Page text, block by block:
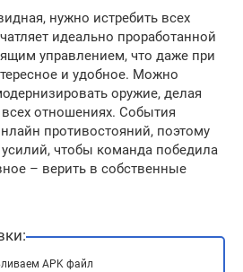
нужно истребить всех
идеально проработанной
управлением, что даже при
и удобное. Можно
оружие, делая
отношениях. События
противостояний, поэтому
чтобы команда победила
– верить в собственные
APK файл